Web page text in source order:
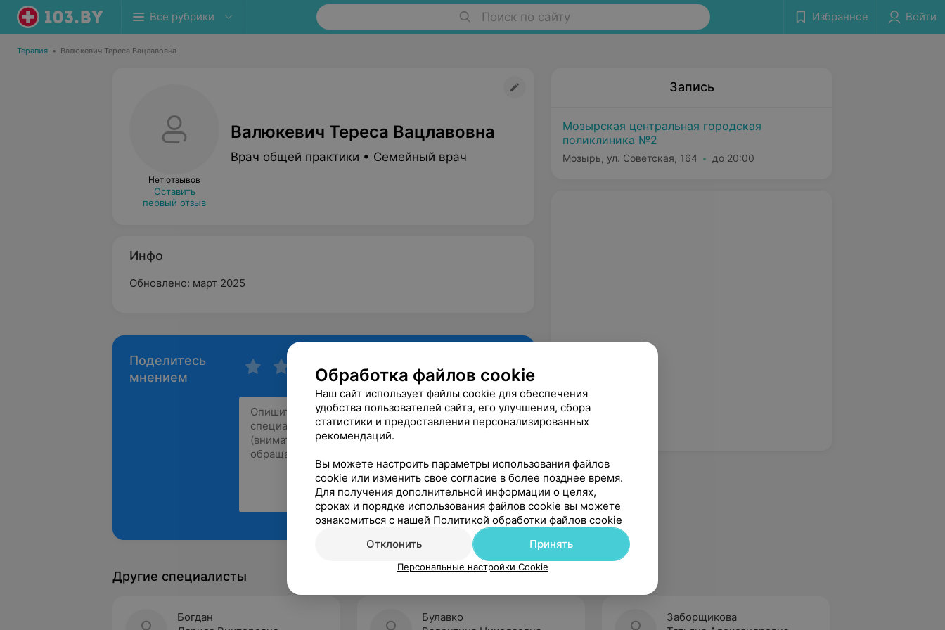
Все рубрики Поиск по сайту Избранное Войти
Терапия • Валюкевич Тереса Вацлавовна
Нет отзывов
Оставить
первый отзыв
Валюкевич Тереса Вацлавовна
Врач общей практики • Семейный врач
Инфо
Обновлено: март 2025
Поделитесь
мнением
Рекомендую
Запись
Мозырская центральная городская
поликлиника №2
Мозырь, ул. Советская, 164 до 20:00
Другие специалисты
Богдан
Булавко
Заборщикова
Обработка файлов cookie
Наш сайт использует файлы cookie для обеспечения
удобства пользователей сайта, его улучшения, сбора
статистики и предоставления персонализированных
рекомендаций.
Вы можете настроить параметры использования файлов
cookie или изменить свое согласие в более позднее время.
Для получения дополнительной информации о целях,
сроках и порядке использования файлов cookie вы можете
ознакомиться с нашей Политикой обработки файлов cookie
Отклонить
Принять
Персональные настройки Cookie